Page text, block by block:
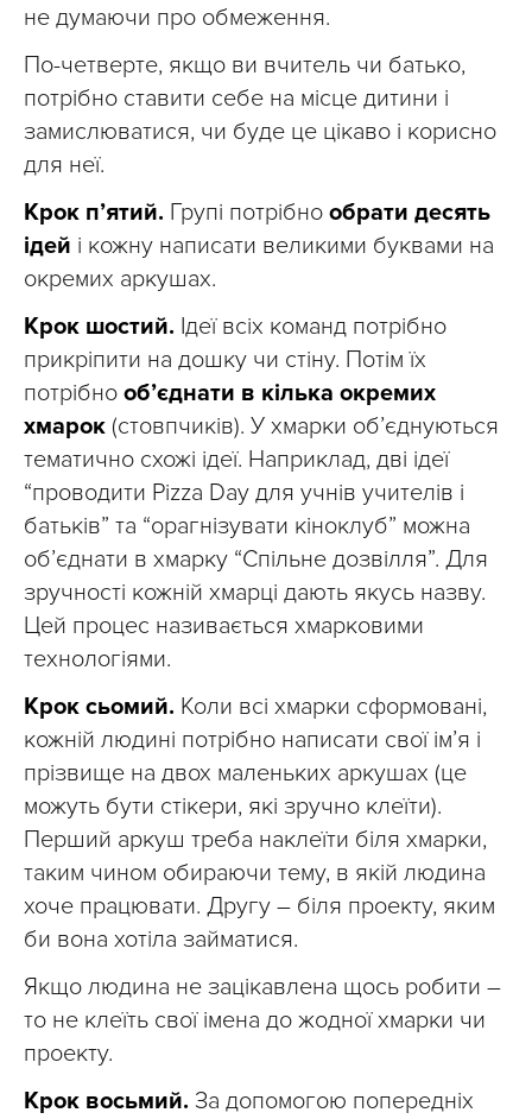
не думаючи про обмеження.
По-четверте, якщо ви вчитель чи батько,
потрібно ставити себе на місце дитини і
замислюватися, чи буде це цікаво і корисно
для неї.
Крок п’ятий. Групі потрібно обрати десять
ідей і кожну написати великими буквами на
окремих аркушах.
Крок шостий. Ідеї всіх команд потрібно
прикріпити на дошку чи стіну. Потім їх
потрібно об’єднати в кілька окремих
хмарок (стовпчиків). У хмарки об’єднуються
тематично схожі ідеї. Наприклад, дві ідеї
“проводити Pizza Day для учнів учителів і
батьків” та “орагнізувати кіноклуб” можна
об’єднати в хмарку “Спільне дозвілля”. Для
зручності кожній хмарці дають якусь назву.
Цей процес називається хмарковими
технологіями.
Крок сьомий. Коли всі хмарки сформовані,
кожній людині потрібно написати свої ім’я і
прізвище на двох маленьких аркушах (це
можуть бути стікери, які зручно клеїти).
Перший аркуш треба наклеїти біля хмарки,
таким чином обираючи тему, в якій людина
хоче працювати. Другу – біля проекту, яким
би вона хотіла займатися.
Якщо людина не зацікавлена щось робити –
то не клеїть свої імена до жодної хмарки чи
проекту.
Крок восьмий. За допомогою попередніх